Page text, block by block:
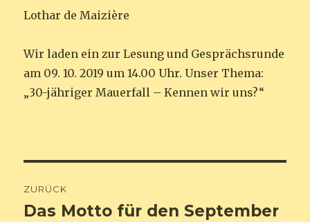
Lothar de Maizière
Wir laden ein zur Lesung und Gesprächsrunde
am 09. 10. 2019 um 14.00 Uhr. Unser Thema:
„30-jähriger Mauerfall – Kennen wir uns?“
Navigation
ZURÜCK
Vorheriger
Das Motto für den September